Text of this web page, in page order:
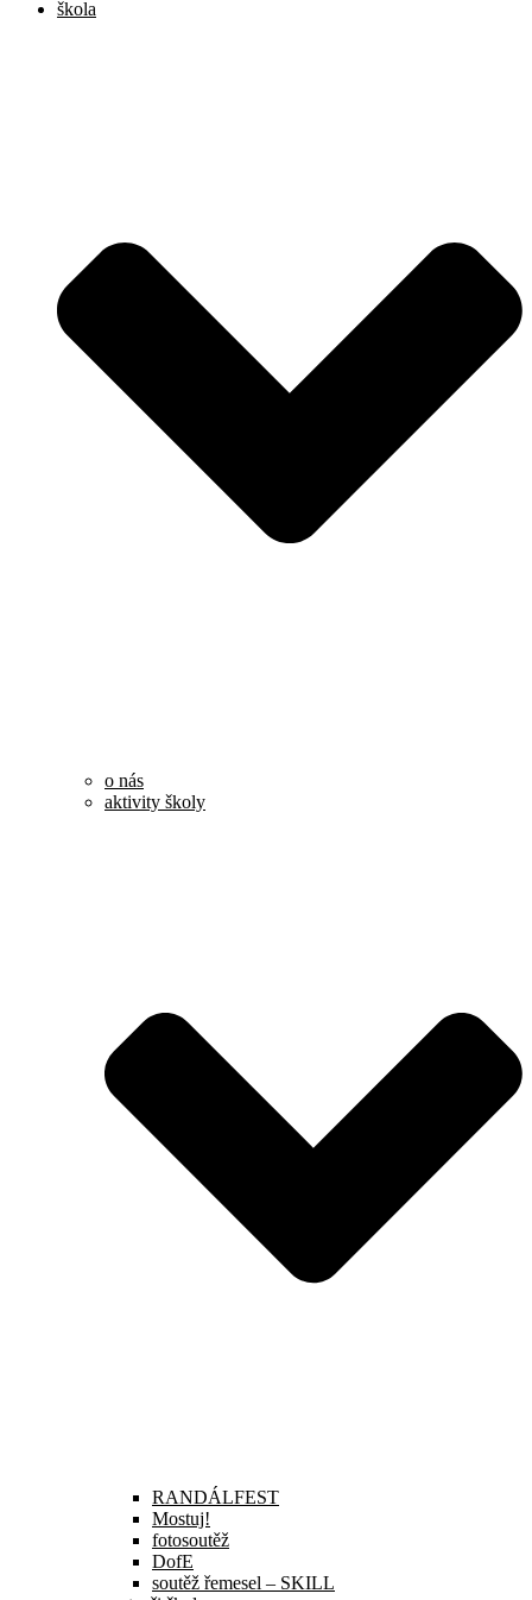
škola
o nás
aktivity školy
RANDÁLFEST
Mostuj!
fotosoutěž
DofE
soutěž řemesel – SKILL